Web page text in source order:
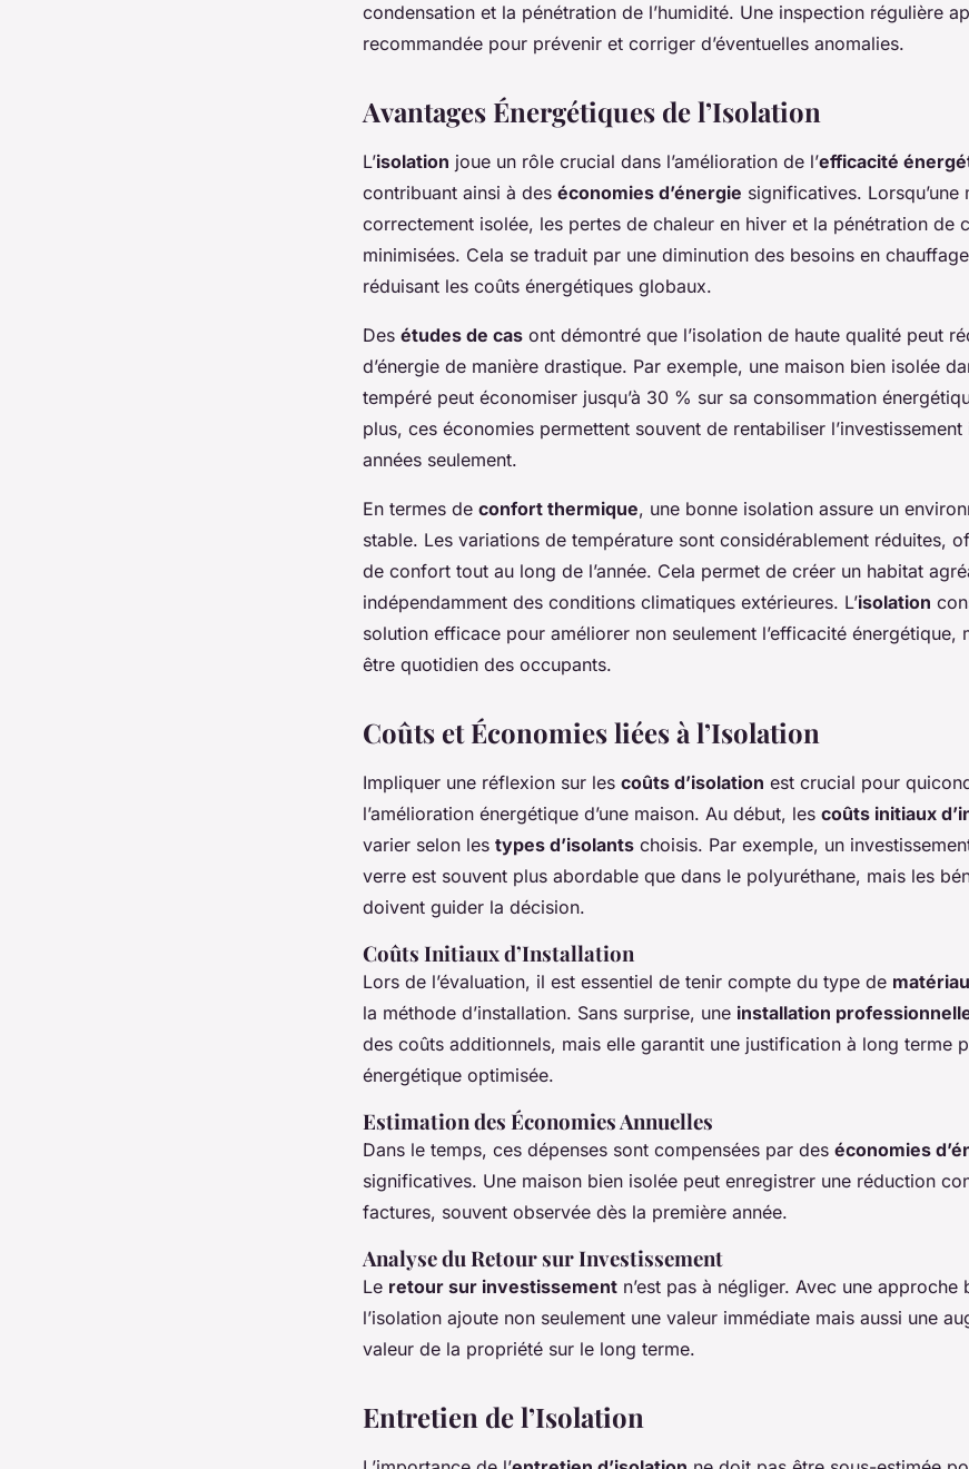
condensation et la pénétration de l’humidité. Une inspection régulière
recommandée pour prévenir et corriger d’éventuelles anomalies.
Avantages Énergétiques de l’Isolation
L’isolation joue un rôle crucial dans l’amélioration de l’efficacité
contribuant ainsi à des économies d’énergie significatives. Lorsqu’une
correctement isolée, les pertes de chaleur en hiver et la pénétration de
minimisées. Cela se traduit par une diminution des besoins en
réduisant les coûts énergétiques globaux.
Des études de cas ont démontré que l’isolation de haute qualité peut
d’énergie de manière drastique. Par exemple, une maison bien isolée
tempéré peut économiser jusqu’à 30 % sur sa consommation
plus, ces économies permettent souvent de rentabiliser
années seulement.
En termes de confort thermique, une bonne isolation assure un
stable. Les variations de température sont considérablement réduites,
de confort tout au long de l’année. Cela permet de créer un habitat
indépendamment des conditions climatiques extérieures. L’isolation
solution efficace pour améliorer non seulement l’efficacité énergétique,
être quotidien des occupants.
Coûts et Économies liées à l’Isolation
Impliquer une réflexion sur les coûts d’isolation est crucial pour
l’amélioration énergétique d’une maison. Au début, les coûts initiaux
varier selon les types d’isolants choisis. Par exemple, un
verre est souvent plus abordable que dans le polyuréthane, mais les
doivent guider la décision.
Coûts Initiaux d’Installation
Lors de l’évaluation, il est essentiel de tenir compte du type de
la méthode d’installation. Sans surprise, une installation
des coûts additionnels, mais elle garantit une justification à long terme
énergétique optimisée.
Estimation des Économies Annuelles
Dans le temps, ces dépenses sont compensées par des économies
significatives. Une maison bien isolée peut enregistrer une réduction
factures, souvent observée dès la première année.
Analyse du Retour sur Investissement
Le retour sur investissement n’est pas à négliger. Avec une approche
l’isolation ajoute non seulement une valeur immédiate mais aussi une
valeur de la propriété sur le long terme.
Entretien de l’Isolation